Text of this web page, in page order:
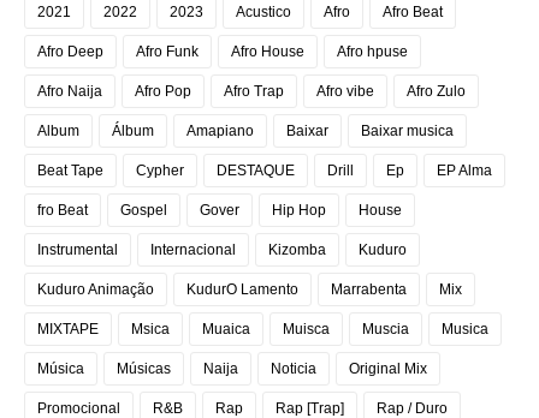
2021 2022 2023 Acustico Afro Afro Beat
Afro Deep Afro Funk Afro House Afro hpuse
Afro Naija Afro Pop Afro Trap Afro vibe Afro Zulo
Album Álbum Amapiano Baixar Baixar musica
Beat Tape Cypher DESTAQUE Drill Ep EP Alma
fro Beat Gospel Gover Hip Hop House
Instrumental Internacional Kizomba Kuduro
Kuduro Animação KudurO Lamento Marrabenta Mix
MIXTAPE Msica Muaica Muisca Muscia Musica
Música Músicas Naija Noticia Original Mix
Promocional R&B Rap Rap [Trap] Rap / Duro